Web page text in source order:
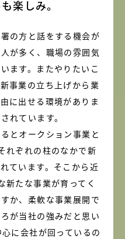
楽しみ。
の方と話をする機会が
が多く、職場の雰囲気
ます。またやりたいこ
事業の立ち上げから業
に出せる環境がありま
れています。
とオークション事業と
れぞれの柱のなかで新
ています。そこから近
新たな事業が育ってく
か、柔軟な事業展開で
が当社の強みだと思い
に会社が回っているの